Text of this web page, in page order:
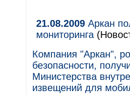
21.08.2009 Аркан
мониторинга
Компания "Аркан",
безопасности,
Министерства
извещений для